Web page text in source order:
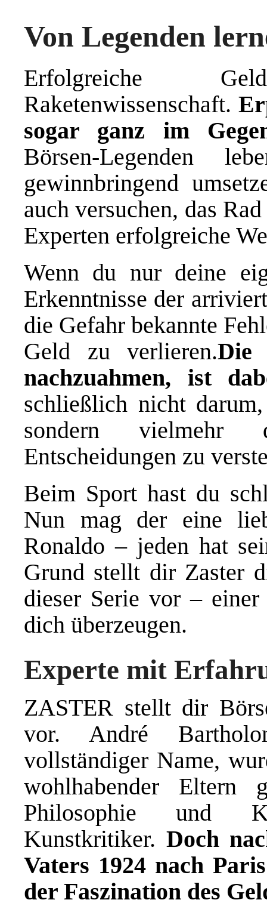
Von Legenden
Erfolgreiche
Raketenwissenschaft.
sogar ganz im
Börsen-Legenden
gewinnbringend
auch versuchen, das
Experten erfolgreiche
Wenn du nur deine
Erkenntnisse der
die Gefahr bekannte
Geld zu verlieren.Die
nachzuahmen, ist
schließlich nicht
sondern vielmehr
Entscheidungen zu
Beim Sport hast du
Nun mag der eine
Ronaldo – jeden hat
Grund stellt dir Zaster
dieser Serie vor –
dich überzeugen.
Experte mit
ZASTER stellt dir
vor. André
vollständiger Name,
wohlhabender Eltern
Philosophie und
Kunstkritiker. Doch
Vaters 1924 nach
der Faszination des